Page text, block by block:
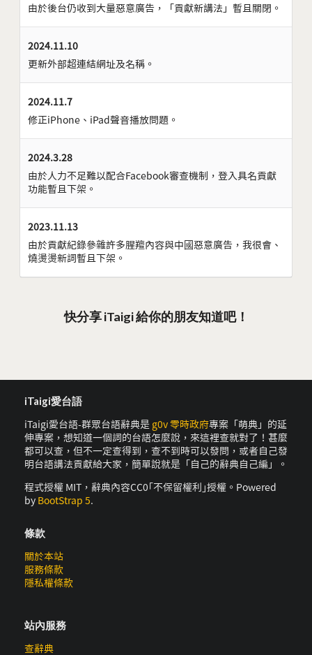
由於後台仍收到大量惡意廣告，「貢獻新講法」暫且關閉。
2024.11.10
更新外部超連結網址及名稱。
2024.11.7
修正iPhone、iPad聲音播放問題。
2024.3.28
由於人力不足難以配合Facebook審查機制，登入具名貢獻
功能暫且下架。
2023.11.13
由於貢獻紀錄參雜許多腥羶內容與中國惡意廣告，我很會、
燒燙燙新詞暫且下架。
快分享 iTaigi 給你的朋友知道吧！
iTaigi愛台語
iTaigi愛台語-群眾台語辭典是 g0v 零時政府專案「萌典」的延
伸專案，想知道一個詞的台語怎麼說，來這裡查就對了！甚麼
都可以查，但不一定查得到，查不到時可以發問，或者自己發
明台語講法貢獻給大家，簡單說就是「自己的辭典自己編」。
程式授權 MIT，辭典內容CC0｢不保留權利｣授權。Powered
by BootStrap 5.
條款
關於本站
服務條款
隱私權條款
站內服務
查辭典